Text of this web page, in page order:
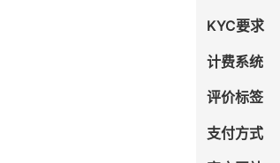
KYC要求
计费系统
评价标签
支付方式